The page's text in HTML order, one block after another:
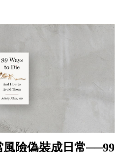
風險偽裝成日常──99